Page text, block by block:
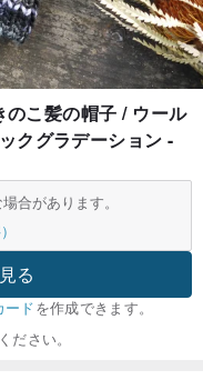
こ髪の帽子 / ウール
クグラデーション -
合があります。
る
ードを作成できます。
さい。